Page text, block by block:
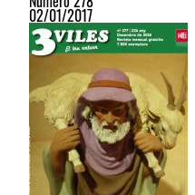
02/01/2017